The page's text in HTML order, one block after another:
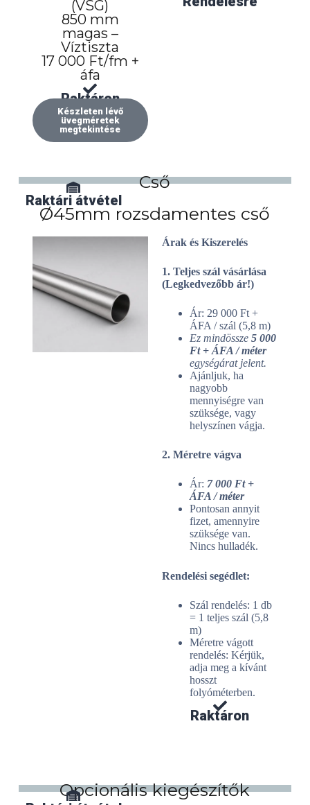
(VSG)
850 mm
magas –
Víztiszta
17 000 Ft/fm +
áfa
Raktáron
Készleten lévő
üvegméretek
megtekintése
Cső
Raktári átvételHázhozszállítás
Ø45mm rozsdamentes cső
Árak és Kiszerelés
1. Teljes szál vásárlása
(Legkedvezőbb ár!)
Ár: 29 000 Ft +
ÁFA / szál (5,8 m)
Ez mindössze 5 000
Ft + ÁFA / méter
egységárat jelent.
Ajánljuk, ha
nagyobb
mennyiségre van
szüksége, vagy
helyszínen vágja.
2. Méretre vágva
Ár: 7 000 Ft +
ÁFA / méter
Pontosan annyit
fizet, amennyire
szüksége van.
Nincs hulladék.
Rendelési segédlet:
Szál rendelés: 1 db
= 1 teljes szál (5,8
m)
Méretre vágott
rendelés: Kérjük,
adja meg a kívánt
hosszt
folyóméterben.
Raktáron
Opcionális kiegészítők